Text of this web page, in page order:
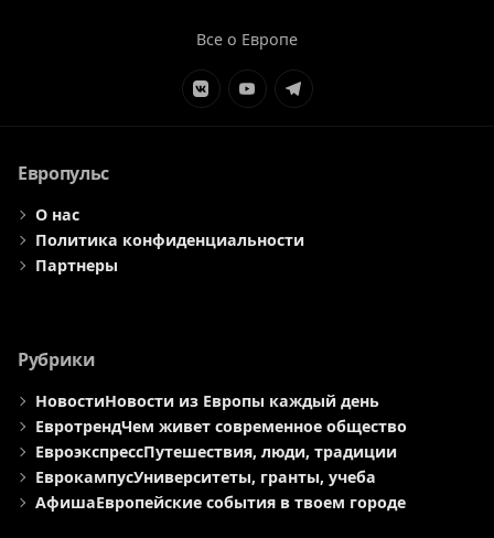
Все о Европе
ЭлементЭлементЭлемент
Европульс
О нас
Политика конфиденциальности
Партнеры
Рубрики
НовостиНовости из Европы каждый день
ЕвротрендЧем живет современное общество
ЕвроэкспрессПутешествия, люди, традиции
ЕврокампусУниверситеты, гранты, учеба
АфишаЕвропейские события в твоем городе